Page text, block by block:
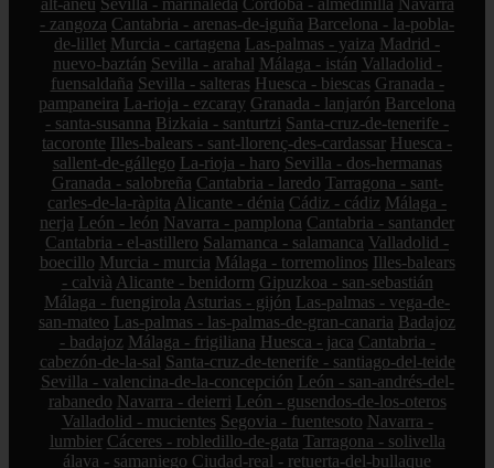
alt-àneu Sevilla - marinaleda Córdoba - almedinilla Navarra
- zangoza Cantabria - arenas-de-iguña Barcelona - la-pobla-
de-lillet Murcia - cartagena Las-palmas - yaiza Madrid -
nuevo-baztán Sevilla - arahal Málaga - istán Valladolid -
fuensaldaña Sevilla - salteras Huesca - biescas Granada -
pampaneira La-rioja - ezcaray Granada - lanjarón Barcelona
- santa-susanna Bizkaia - santurtzi Santa-cruz-de-tenerife -
tacoronte Illes-balears - sant-llorenç-des-cardassar Huesca -
sallent-de-gállego La-rioja - haro Sevilla - dos-hermanas
Granada - salobreña Cantabria - laredo Tarragona - sant-
carles-de-la-ràpita Alicante - dénia Cádiz - cádiz Málaga -
nerja León - león Navarra - pamplona Cantabria - santander
Cantabria - el-astillero Salamanca - salamanca Valladolid -
boecillo Murcia - murcia Málaga - torremolinos Illes-balears
- calvià Alicante - benidorm Gipuzkoa - san-sebastián
Málaga - fuengirola Asturias - gijón Las-palmas - vega-de-
san-mateo Las-palmas - las-palmas-de-gran-canaria Badajoz
- badajoz Málaga - frigiliana Huesca - jaca Cantabria -
cabezón-de-la-sal Santa-cruz-de-tenerife - santiago-del-teide
Sevilla - valencina-de-la-concepción León - san-andrés-del-
rabanedo Navarra - deierri León - gusendos-de-los-oteros
Valladolid - mucientes Segovia - fuentesoto Navarra -
lumbier Cáceres - robledillo-de-gata Tarragona - solivella
álava - samaniego Ciudad-real - retuerta-del-bullaque